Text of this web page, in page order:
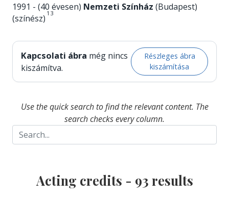
1991 - (40 évesen) Nemzeti Színház (Budapest)
(színész) 1 3
Kapcsolati ábra még nincs
kiszámítva.
Részleges ábra
kiszámítása
Use the quick search to find the relevant content. The
search checks every column.
Acting credits - 93 results